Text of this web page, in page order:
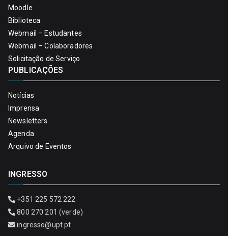
Moodle
Biblioteca
Webmail – Estudantes
Webmail – Colaboradores
Solicitação de Serviço
PUBLICAÇÕES
Notícias
Imprensa
Newsletters
Agenda
Arquivo de Eventos
INGRESSO
+351 225 572 222
800 270 201 (verde)
ingresso@upt.pt